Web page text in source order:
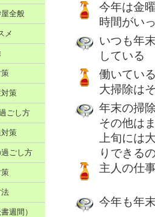
今年は金
時間がい
いつも年
している
働いてい
大掃除は
年末の掃
その他は
上旬には
りできる
主人の仕
今年も年
全般
メ
策
ごし方
策
ごし方
週間）